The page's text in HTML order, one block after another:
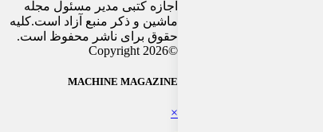
اجازه کتبی مدیر مسئول مجله
ماشین و ذکر منبع آزاد است.کلیه
حقوق برای ناشر محفوظ است.
©Copyright 2026
MACHINE MAGAZINE
×